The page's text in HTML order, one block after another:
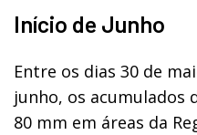
Início de Junho
Entre os dias 30 de
junho, os acumulados
80 mm em áreas da